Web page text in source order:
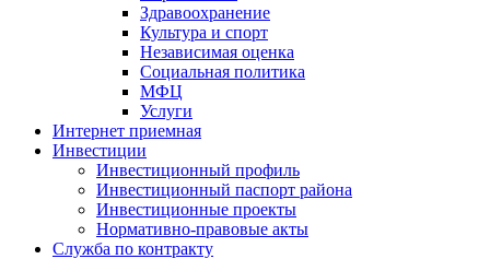
Здравоохранение
Культура и спорт
Независимая оценка
Социальная политика
МФЦ
Услуги
Интернет приемная
Инвестиции
Инвестиционный профиль
Инвестиционный паспорт района
Инвестиционные проекты
Нормативно-правовые акты
Служба по контракту